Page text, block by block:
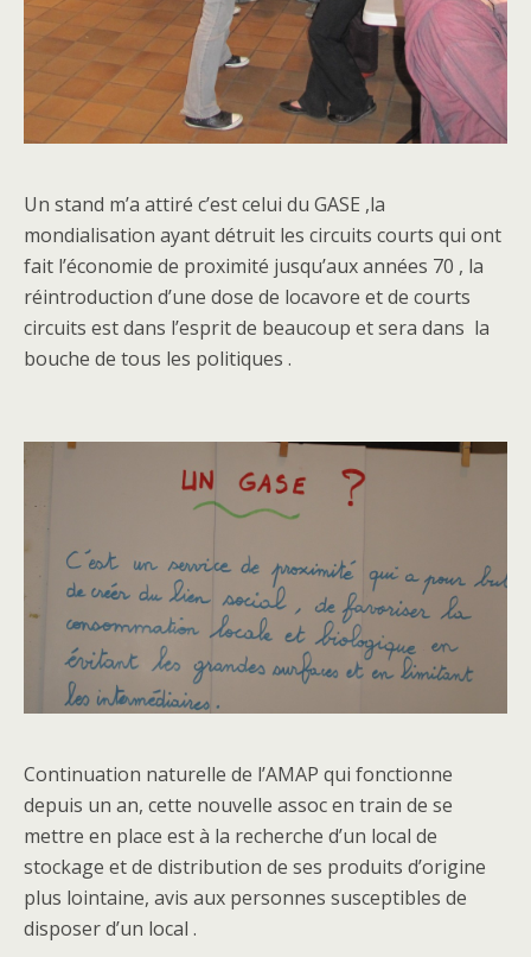
Un stand m’a attiré c’est celui du GASE ,la
mondialisation ayant détruit les circuits courts qui ont
fait l’économie de proximité jusqu’aux années 70 , la
réintroduction d’une dose de locavore et de courts
circuits est dans l’esprit de beaucoup et sera dans la
bouche de tous les politiques .
Continuation naturelle de l’AMAP qui fonctionne
depuis un an, cette nouvelle assoc en train de se
mettre en place est à la recherche d’un local de
stockage et de distribution de ses produits d’origine
plus lointaine, avis aux personnes susceptibles de
disposer d’un local .